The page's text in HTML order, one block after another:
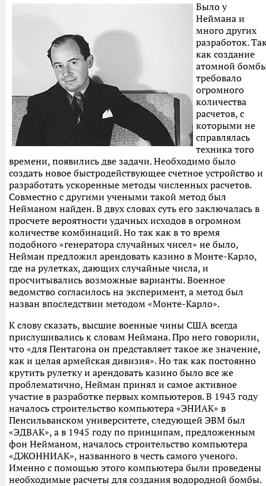
Было у
Неймана и
много других
разработок.
как создание
атомной
требовало
огромного
количества
расчетов, с
которыми не
справлялась
техника того
времени, появились две задачи. Необходимо было
создать новое быстродействующее счетное устройство и
разработать ускоренные методы численных расчетов.
Совместно с другими учеными такой метод был
Нейманом найден. В двух словах суть его заключалась в
просчете вероятности удачных исходов в огромном
количестве комбинаций. Но так как в то время
подобного «генератора случайных чисел» не было,
Нейман предложил арендовать казино в Монте-Карло,
где на рулетках, дающих случайные числа, и
просчитывались возможные варианты. Военное
ведомство согласилось на эксперимент, а метод был
назван впоследствии методом «Монте-Карло».
К слову сказать, высшие военные чины США всегда
прислушивались к словам Неймана. Про него говорили,
что «для Пентагона он представляет такое же значение,
как и целая армейская дивизия». Но так как постоянно
крутить рулетку и арендовать казино было все же
проблематично, Нейман принял и самое активное
участие в разработке первых компьютеров. В 1943 году
началось строительство компьютера «ЭНИАК» в
Пенсильванском университете, следующей ЭВМ был
«ЭДВАК», а в 1945 году по принципам, предложенным
фон Нейманом, началось строительство компьютера
«ДЖОННИАК», названного в честь самого ученого.
Именно с помощью этого компьютера были проведены
необходимые расчеты для создания водородной бомбы.